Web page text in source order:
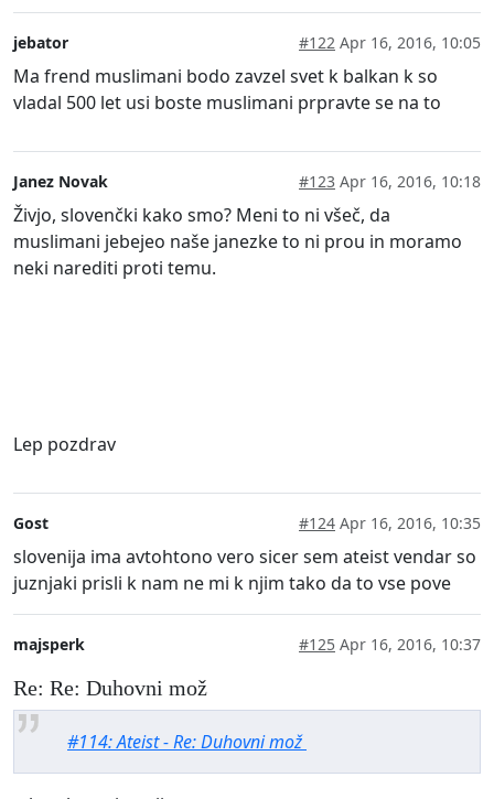
jebator #122 Apr 16, 2016, 10:05
Ma frend muslimani bodo zavzel svet k balkan k so
vladal 500 let usi boste muslimani prpravte se na to
Janez Novak #123 Apr 16, 2016, 10:18
Živjo, slovenčki kako smo? Meni to ni všeč, da
muslimani jebejeo naše janezke to ni prou in moramo
neki narediti proti temu.
Lep pozdrav
Gost #124 Apr 16, 2016, 10:35
slovenija ima avtohtono vero sicer sem ateist vendar so
juznjaki prisli k nam ne mi k njim tako da to vse pove
majsperk #125 Apr 16, 2016, 10:37
Re: Re: Duhovni mož
#114: Ateist - Re: Duhovni mož